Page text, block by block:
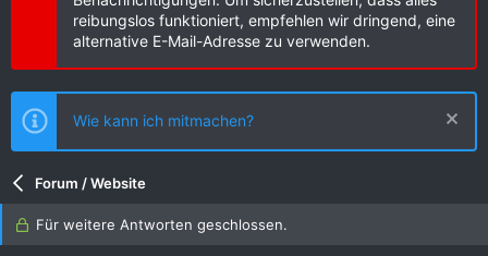
a
m
reibungslos funktioniert, empfehlen wir dringend, eine
alternative E-Mail-Adresse zu verwenden.
Wie kann ich mitmachen?
Forum / Website
Für weitere Antworten geschlossen.